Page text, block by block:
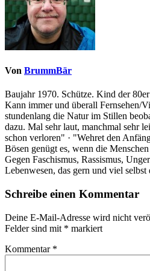
Von BrummBär
Baujahr 1970. Schütze. Kind der
Kann immer und überall Fernsehen/
stundenlang die Natur im Stillen
dazu. Mal sehr laut, manchmal sehr
schon verloren" · "Wehret den
Bösen genügt es, wenn die
Gegen Faschismus, Rassismus,
Lebenwesen, das gern und viel selbst
Schreibe einen Kommentar
Deine E-Mail-Adresse wird nicht
Felder sind mit * markiert
Kommentar *